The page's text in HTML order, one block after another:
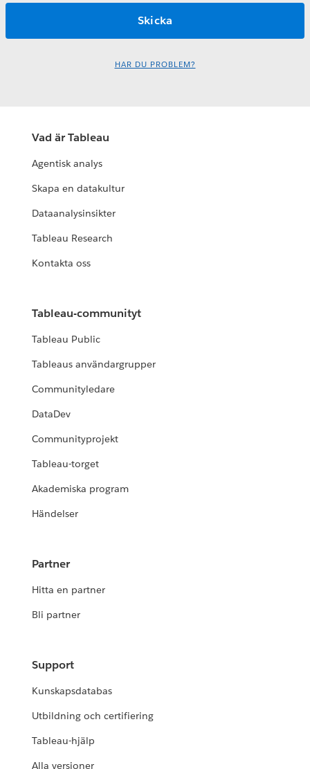
HAR DU PROBLEM?
Vad är Tableau
Agentisk analys
Skapa en datakultur
Dataanalysinsikter
Tableau Research
Kontakta oss
Tableau-communityt
Tableau Public
Tableaus användargrupper
Communityledare
DataDev
Communityprojekt
Tableau-torget
Akademiska program
Händelser
Partner
Hitta en partner
Bli partner
Support
Kunskapsdatabas
Utbildning och certifiering
Tableau-hjälp
Alla versioner